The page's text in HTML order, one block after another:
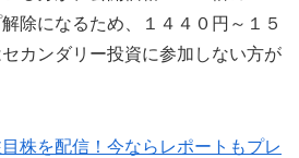
除になるため、１４４０円～１５
カンダリー投資に参加しない方が
株を配信！今ならレポートもプレ